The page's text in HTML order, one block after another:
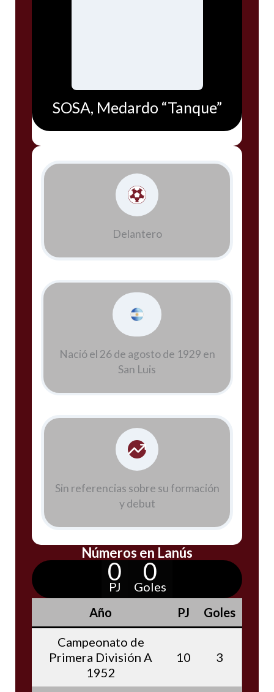
SOSA, Medardo “Tanque”
Delantero
Nació el 26 de agosto de 1929 en
San Luis
Sin referencias sobre su formación
y debut
Números en Lanús
0
PJ
0
Goles
Año
PJ
Goles
Campeonato de
Primera División A
1952
10 3